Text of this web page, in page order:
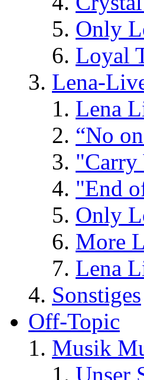
Only
Loyal
Lena-
Lena
“No
"Carry
"End
Only
More
Lena
Sonstiges
Off-Topic
Musik
Unser